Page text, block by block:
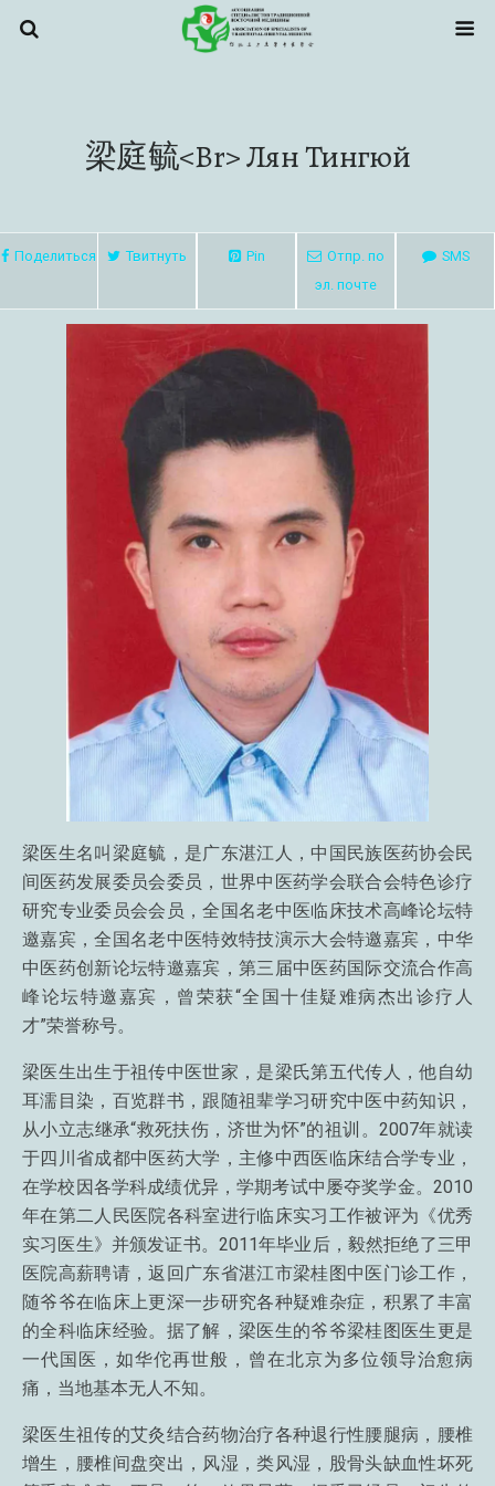
梁庭毓<br> Лян Тингюй
Поделиться Твитнуть Pin
Отпр. по
эл. почте
SMS
梁医生名叫梁庭毓，是广东湛江人，中国民族医药协会民
间医药发展委员会委员，世界中医药学会联合会特色诊疗
研究专业委员会会员，全国名老中医临床技术高峰论坛特
邀嘉宾，全国名老中医特效特技演示大会特邀嘉宾，中华
中医药创新论坛特邀嘉宾，第三届中医药国际交流合作高
峰论坛特邀嘉宾，曾荣获“全国十佳疑难病杰出诊疗人
才”荣誉称号。
梁医生出生于祖传中医世家，是梁氏第五代传人，他自幼
耳濡目染，百览群书，跟随祖辈学习研究中医中药知识，
从小立志继承“救死扶伤，济世为怀”的祖训。2007年就读
于四川省成都中医药大学，主修中西医临床结合学专业，
在学校因各学科成绩优异，学期考试中屡夺奖学金。2010
年在第二人民医院各科室进行临床实习工作被评为《优秀
实习医生》并颁发证书。2011年毕业后，毅然拒绝了三甲
医院高薪聘请，返回广东省湛江市梁桂图中医门诊工作，
随爷爷在临床上更深一步研究各种疑难杂症，积累了丰富
的全科临床经验。据了解，梁医生的爷爷梁桂图医生更是
一代国医，如华佗再世般，曾在北京为多位领导治愈病
痛，当地基本无人不知。
梁医生祖传的艾灸结合药物治疗各种退行性腰腿病，腰椎
增生，腰椎间盘突出，风湿，类风湿，股骨头缺血性坏死